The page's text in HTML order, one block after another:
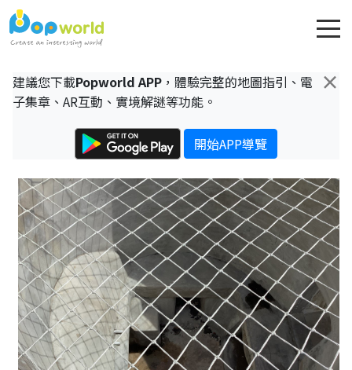
×
建議您下載Popworld APP ，體驗完整的地圖指引、電
子集章、AR互動、實境解謎等功能。
開始APP導覽